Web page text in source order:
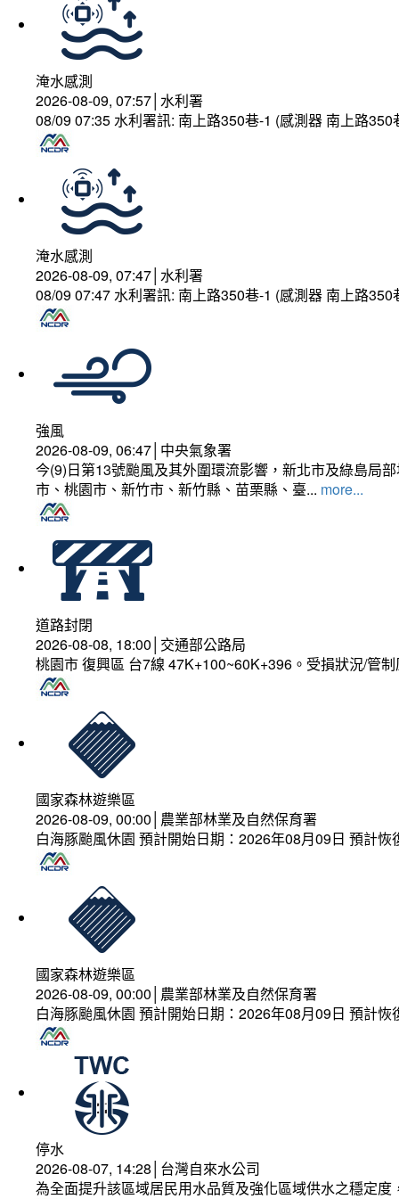
淹水感測
2026-08-09, 07:57│水利署
08/09 07:35 水利署訊: 南上路350巷-1 (感測器 南上路
淹水感測
2026-08-09, 07:47│水利署
08/09 07:47 水利署訊: 南上路350巷-1 (感測器 南上路
強風
2026-08-09, 06:47│中央氣象署
今(9)日第13號颱風及其外圍環流影響，新北市及綠島局
市、桃園市、新竹市、新竹縣、苗栗縣、臺... more...
道路封閉
2026-08-08, 18:00│交通部公路局
桃園市 復興區 台7線 47K+100~60K+396。受損狀況/管
國家森林遊樂區
2026-08-09, 00:00│農業部林業及自然保育署
白海豚颱風休園 預計開始日期：2026年08月09日 預計
國家森林遊樂區
2026-08-09, 00:00│農業部林業及自然保育署
白海豚颱風休園 預計開始日期：2026年08月09日 預計
停水
2026-08-07, 14:28│台灣自來水公司
為全面提升該區域居民用水品質及強化區域供水之穩定